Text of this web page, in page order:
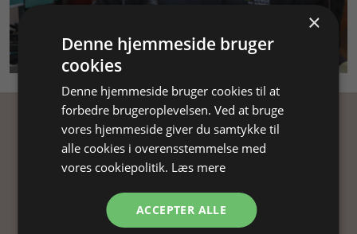
SMYKKEKURSUS
Få inspiration
inspiration, gode tilbud og tips til din
smykkefremstilling.
×
Denne hjemmeside bruger
cookies
Denne hjemmeside bruger cookies til at
forbedre brugeroplevelsen. Ved at bruge
vores hjemmeside giver du samtykke til
alle cookies i overensstemmelse med
vores cookiepolitik. Læs mere
ACCEPTER ALLE